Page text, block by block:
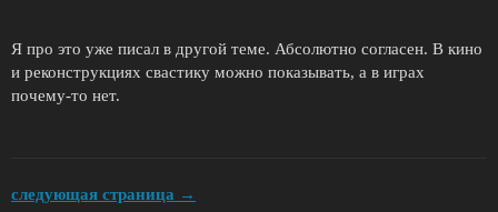
Я про это уже писал в другой теме. Абсолютно согласен. В кино
и реконструкциях свастику можно показывать, а в играх
почему-то нет.
следующая страница →